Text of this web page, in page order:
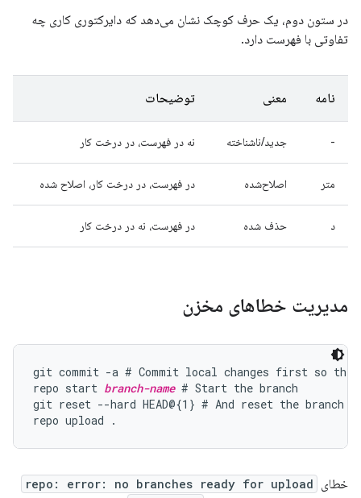
در ستون دوم، یک حرف کوچک نشان می‌دهد که دایرکتوری کاری چه
تفاوتی با فهرست دارد.
نامه معنی توضیحات
- جدید/ناشناخته نه در فهرست، در درخت کار
متر اصلاح‌شده در فهرست، در درخت کار، اصلاح شده
د حذف شده در فهرست، نه در درخت کار
مدیریت خطاهای مخزن
git commit -a # Commit local changes first so
repo start branch-name # Start the branch
git reset --hard HEAD@{1} # And reset the
خطای repo: error: no branches ready for upload